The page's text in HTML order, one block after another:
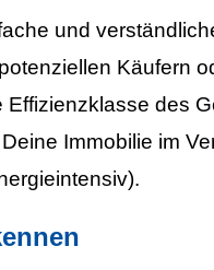
und
Käufern
des
Immobilie im